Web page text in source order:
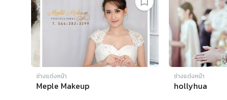
ช่างแต่งหน้า
Meple Makeup
ช่างแต่งหน้า
hollyhua